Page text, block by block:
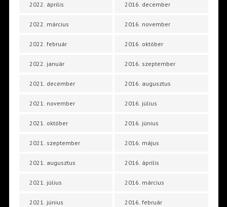
2022. április
2022. március
2022. február
2022. január
2021. december
2021. november
2021. október
2021. szeptember
2021. augusztus
2021. július
2021. június
2016. december
2016. november
2016. október
2016. szeptember
2016. augusztus
2016. július
2016. június
2016. május
2016. április
2016. március
2016. február